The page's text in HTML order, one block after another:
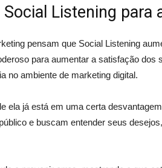
Listening para
pensam que Social Listening
para aumentar a satisfação dos
no ambiente de marketing digital.
ela já está em uma certa
e buscam entender seus